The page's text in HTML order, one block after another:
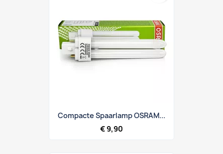
Compacte Spaarlamp OSRAM...
€ 9,90